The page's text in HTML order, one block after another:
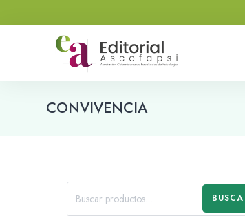
CONVIVENCIA